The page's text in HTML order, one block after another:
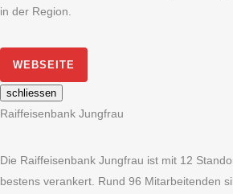
in der Region.
WEBSEITE
schliessen
Raiffeisenbank Jungfrau
Die Raiffeisenbank Jungfrau ist mit 12
bestens verankert. Rund 96 Mitarbeitenden